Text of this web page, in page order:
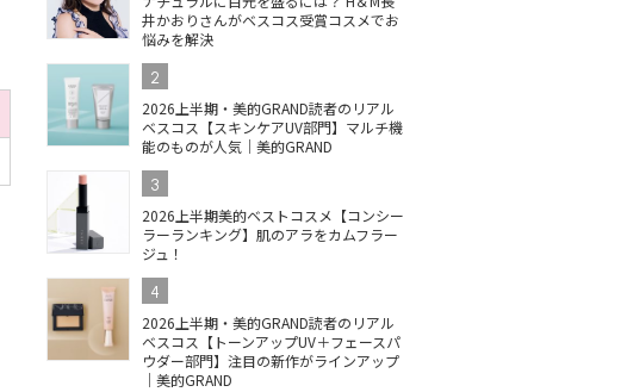
井かおりさんがベスコス受賞コスメでお
悩みを解決
2
2026上半期・美的GRAND読者のリアル
ベスコス【スキンケアUV部門】マルチ機
能のものが人気｜美的GRAND
3
2026上半期美的ベストコスメ【コンシー
ラーランキング】肌のアラをカムフラー
ジュ！
4
2026上半期・美的GRAND読者のリアル
ベスコス【トーンアップUV＋フェースパ
ウダー部門】注目の新作がラインアップ
｜美的GRAND